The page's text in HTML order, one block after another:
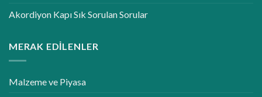
Akordiyon Kapı Sık Sorulan Sorular
MERAK EDILENLER
Malzeme ve Piyasa